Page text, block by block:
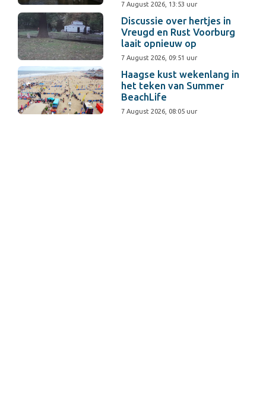
7 August 2026, 13:53 uur
Discussie over hertjes in
Vreugd en Rust Voorburg
laait opnieuw op
7 August 2026, 09:51 uur
Haagse kust wekenlang in
het teken van Summer
BeachLife
7 August 2026, 08:05 uur